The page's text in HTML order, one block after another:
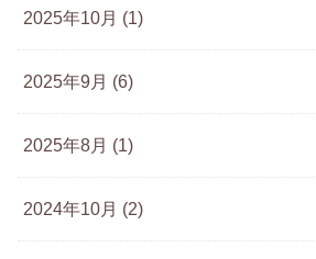
2025年10月 (1)
2025年9月 (6)
2025年8月 (1)
2024年10月 (2)